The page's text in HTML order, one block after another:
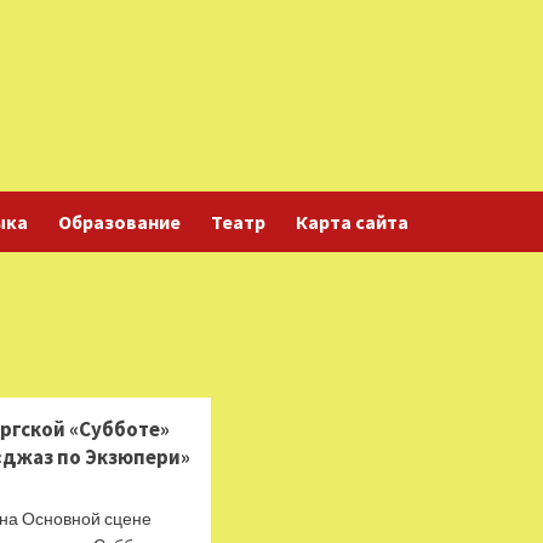
Образование Театр Карта сайта
«Субботе»
по Экзюпери»
Основной сцене